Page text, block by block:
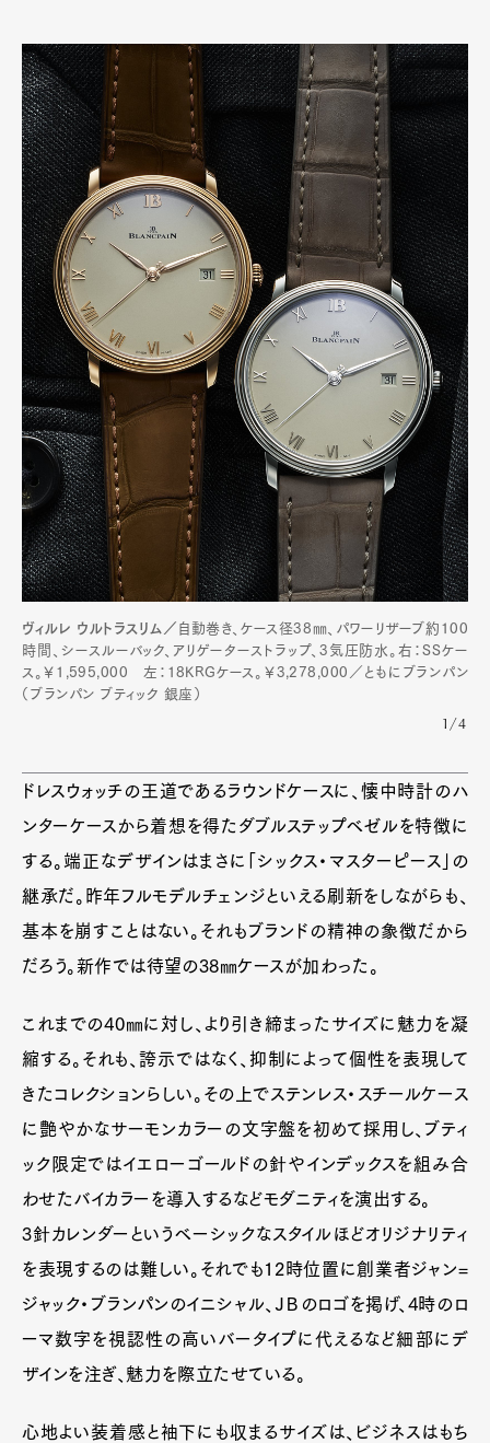
Art&DesignWatch
Fashion
GourmetCars
ProductCultureLifestyle
ヴィルレ ウルトラスリム／ 自動巻き、ケース径38㎜、パワーリザーブ約100
時間、シースルーバック、アリゲーターストラップ、3気圧防水。右：SSケー
ス。￥1,595,000 左：18KRGケース。￥3,278,000／ともにブランパン
（ブランパン ブティック 銀座）
1/4
ドレスウォッチの王道であるラウンドケースに、懐中時計のハ
ンターケースから着想を得たダブルステップベゼルを特徴に
する。端正なデザインはまさに「シックス・マスターピース」の
継承だ。昨年フルモデルチェンジといえる刷新をしながらも、
基本を崩すことはない。それもブランドの精神の象徴だから
だろう。新作では待望の38㎜ケースが加わった。
これまでの40㎜に対し、より引き締まったサイズに魅力を凝
縮する。それも、誇示ではなく、抑制によって個性を表現して
きたコレクションらしい。その上でステンレス・スチールケース
に艶やかなサーモンカラーの文字盤を初めて採用し、ブティ
ック限定ではイエローゴールドの針やインデックスを組み合
わせたバイカラーを導入するなどモダニティを演出する。
3針カレンダーというベーシックなスタイルほどオリジナリティ
を表現するのは難しい。それでも12時位置に創業者ジャン=
ジャック・ブランパンのイニシャル、ＪＢのロゴを掲げ、4時のロ
ーマ数字を視認性の高いバータイプに代えるなど細部にデ
ザインを注ぎ、魅力を際立たせている。
心地よい装着感と袖下にも収まるサイズは、ビジネスはもち